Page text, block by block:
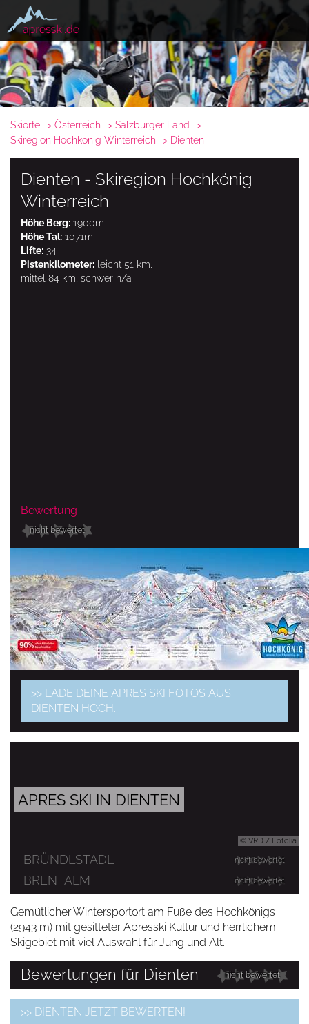
Skiorte Österreich
Salzburger Land
Skiregion Hochkönig Winterreich
Dienten
Dienten - Skiregion Hochkönig
Winterreich
Höhe Berg: 1900m
Höhe Tal: 1071m
Lifte: 34
Pistenkilometer: leicht 51 km,
mittel 84 km, schwer n/a
Bewertung
nicht bewertet
>> LADE DEINE APRES SKI FOTOS AUS
DIENTEN HOCH.
© VRD / Fotolia
APRES SKI IN DIENTEN
nicht bewertet
BRÜNDLSTADL
nicht bewertet
BRENTALM
Gemütlicher Wintersportort am Fuße des Hochkönigs
(2943 m) mit gesitteter Apresski Kultur und herrlichem
Skigebiet mit viel Auswahl für Jung und Alt.
nicht bewertet
Bewertungen für Dienten
>> DIENTEN JETZT BEWERTEN!